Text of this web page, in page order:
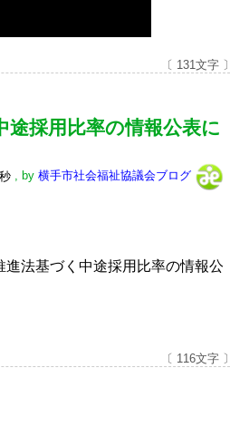
〔 131文字 〕
採用比率の情報公表に
, by 横手市社会福祉協議会ブログ
法基づく中途採用比率の情報公
〔 116文字 〕